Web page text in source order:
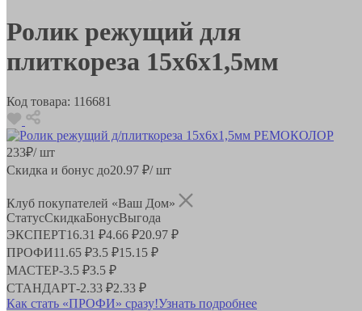
Ролик режущий для
плиткореза 15х6х1,5мм
Код товара: 116681
233₽/ шт
Скидка и бонус до20.97 ₽/ шт
Клуб покупателей «Ваш Дом»
СтатусСкидкаБонусВыгода
ЭКСПЕРТ16.31 ₽4.66 ₽20.97 ₽
ПРОФИ11.65 ₽3.5 ₽15.15 ₽
МАСТЕР-3.5 ₽3.5 ₽
СТАНДАРТ-2.33 ₽2.33 ₽
Как стать «ПРОФИ» сразу!Узнать подробнее